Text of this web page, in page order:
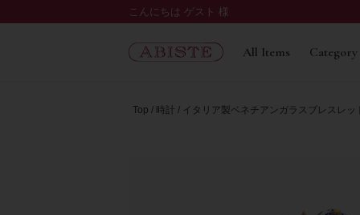
こんにちは ゲスト 様
All Items Category
Top 時計 イタリア製ベネチアンガラスブレスレッ